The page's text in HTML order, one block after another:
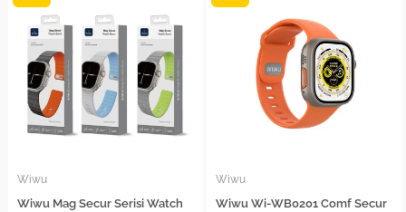
Wiwu
Wiwu Mag Secur Serisi Watch
Wiwu
Wiwu Wi-WB0201 Comf Secur